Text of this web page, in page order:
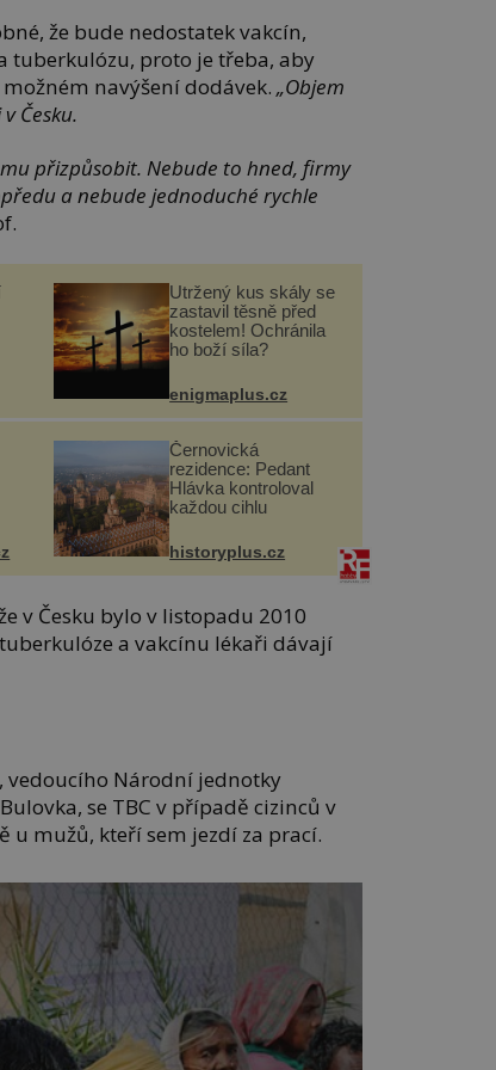
že bude nedostatek vakcín,
tuberkulózu, proto je třeba, aby
navýšení dodávek.„Objem
Česku.
přizpůsobit. Nebude to hned, firmy
a nebude jednoduché rychle
Utržený kus skály se
zastavil těsně před
kostelem! Ochránila
ho boží síla?
enigmaplus.cz
Černovická
rezidence: Pedant
Hlávka kontroloval
každou cihlu
historyplus.cz
v Česku bylo v listopadu 2010
a vakcínu lékaři dávají
vedoucího Národní jednotky
se TBC v případě cizinců v
u mužů, kteří sem jezdí za prací.